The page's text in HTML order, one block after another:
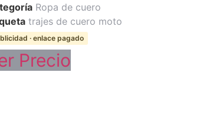
Ropa de cuero
trajes de cuero moto
· enlace pagado
Precio